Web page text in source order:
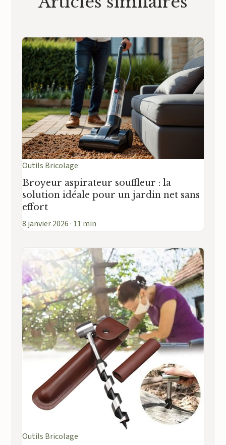
Outils Bricolage
Broyeur aspirateur souffleur : la
solution idéale pour un jardin net sans
effort
8 janvier 2026 · 11 min
Outils Bricolage